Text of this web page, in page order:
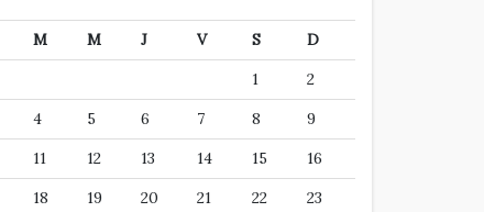
M M J V S
D
1
2
4 5 6 7 8
9
11 12 13 14 15
16
18 19 20 21 22
23